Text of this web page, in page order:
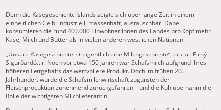
Denn die Käsegeschichte Islands zeigte sich über lange Zeit in einem
einheitlichen Gelb: industriell, massenhaft, austauschbar. Dabei
konsumieren die rund 400.000 Einwohner:innen des Landes pro Kopf mehr
Käse, Milch und Butter als in vielen anderen westlichen Nationen.
„Unsere Käsegeschichte ist eigentlich eine Milchgeschichte“, erklärt Eirný
Sigurðardóttir. Noch vor etwa 150 Jahren war Schafsmilch aufgrund ihres
höheren Fettgehalts das wertvollere Produkt. Doch im frühen 20.
Jahrhundert wurde die Schafsmilchwirtschaft zugunsten der
Fleischproduktion zunehmend zurückgefahren – und die Kuh übernahm die
Rolle der wichtigsten Milchlieferantin.